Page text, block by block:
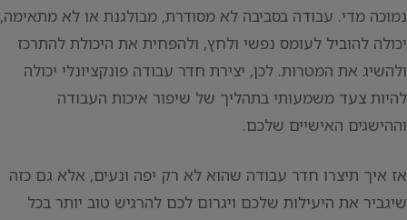
נמוכה מדי. עבודה בסביבה לא מסודרת, מבולגנת או לא מתאימה,
יכולה להוביל לעומס נפשי ולחץ, ולהפחית את היכולת להתרכז
ולהשיג את המטרות. לכן, יצירת חדר עבודה פונקציונלי יכולה
להיות צעד משמעותי בתהליך של שיפור איכות העבודה
וההישגים האישיים שלכם.
אז איך תיצרו חדר עבודה שהוא לא רק יפה ונעים, אלא גם כזה
שיגביר את היעילות שלכם ויגרום לכם להרגיש טוב יותר בכל